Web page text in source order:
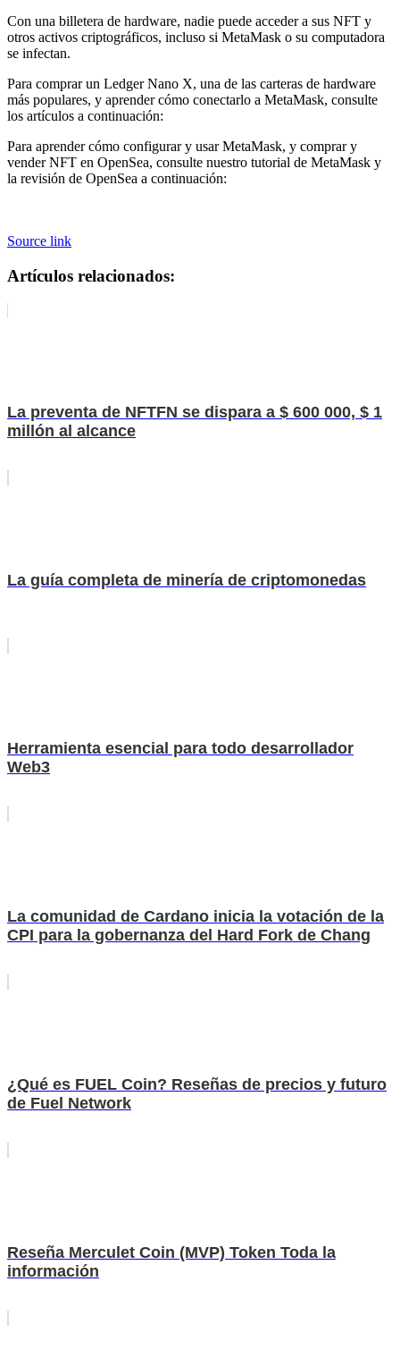
Con una billetera de hardware, nadie puede acceder a sus NFT y
otros activos criptográficos, incluso si MetaMask o su computadora
se infectan.
Para comprar un Ledger Nano X, una de las carteras de hardware
más populares, y aprender cómo conectarlo a MetaMask, consulte
los artículos a continuación:
Para aprender cómo configurar y usar MetaMask, y comprar y
vender NFT en OpenSea, consulte nuestro tutorial de MetaMask y
la revisión de OpenSea a continuación:
Source link
Artículos relacionados:
La preventa de NFTFN se dispara a $ 600 000, $ 1
millón al alcance
La guía completa de minería de criptomonedas
Herramienta esencial para todo desarrollador
Web3
La comunidad de Cardano inicia la votación de la
CPI para la gobernanza del Hard Fork de Chang
¿Qué es FUEL Coin? Reseñas de precios y futuro
de Fuel Network
Reseña Merculet Coin (MVP) Token Toda la
información